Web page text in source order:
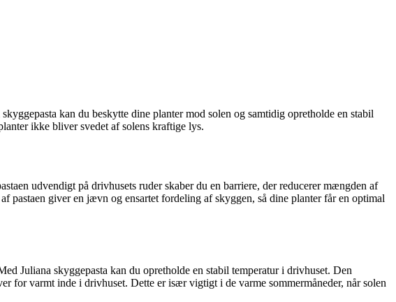
kan du beskytte dine planter mod solen og samtidig opretholde en stabil
ikke bliver svedet af solens kraftige lys.
udvendigt på drivhusets ruder skaber du en barriere, der reducerer mængden af
pastaen giver en jævn og ensartet fordeling af skyggen, så dine planter får en optimal
Juliana skyggepasta kan du opretholde en stabil temperatur i drivhuset. Den
for varmt inde i drivhuset. Dette er især vigtigt i de varme sommermåneder, når solen